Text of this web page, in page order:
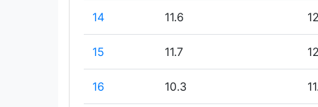
14 11.6
15 11.7
16 10.3